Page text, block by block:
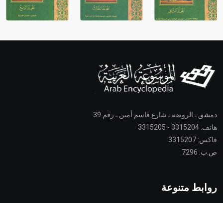
دمشق ـ الروضة ـ شارع قاسم أمين ـ رقم 39
هاتف: 3315204 - 3315205
فاكس: 3315207
ص.ب: 7296
روابط متنوعة